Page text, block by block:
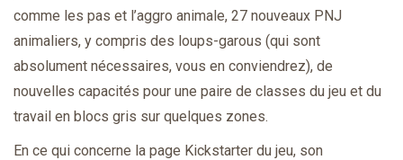
comme les pas et l’aggro animale, 27 nouveaux PNJ
animaliers, y compris des loups-garous (qui sont
absolument nécessaires, vous en conviendrez), de
nouvelles capacités pour une paire de classes du jeu et du
travail en blocs gris sur quelques zones.
En ce qui concerne la page Kickstarter du jeu, son